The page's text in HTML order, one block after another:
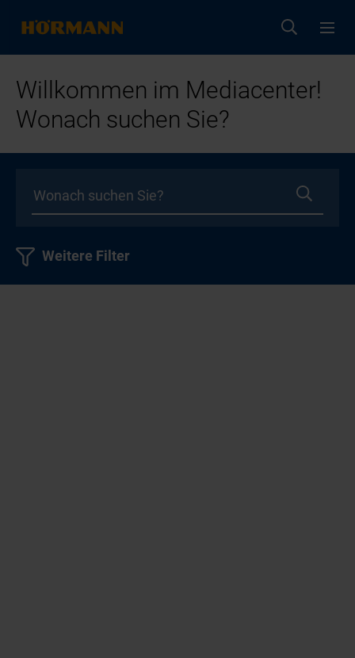
Willkommen im Mediacenter!
Wonach suchen Sie?
Weitere Filter